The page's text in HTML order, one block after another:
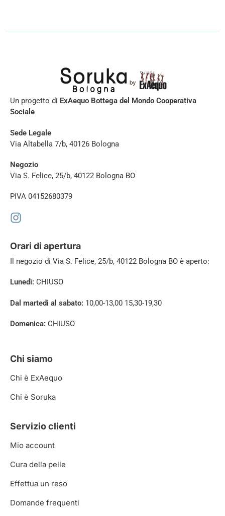
Un progetto di ExAequo Bottega del Mondo Cooperativa
Sociale
Sede Legale
Via Altabella 7/b, 40126 Bologna
Negozio
Via S. Felice, 25/b, 40122 Bologna BO
PIVA 04152680379
Orari di apertura
Il negozio di Via S. Felice, 25/b, 40122 Bologna BO è aperto:
Lunedì: CHIUSO
Dal martedì al sabato: 10,00-13,00 15,30-19,30
Domenica: CHIUSO
Chi siamo
Chi è ExAequo
Chi è Soruka
Servizio clienti
Mio account
Cura della pelle
Effettua un reso
Domande frequenti